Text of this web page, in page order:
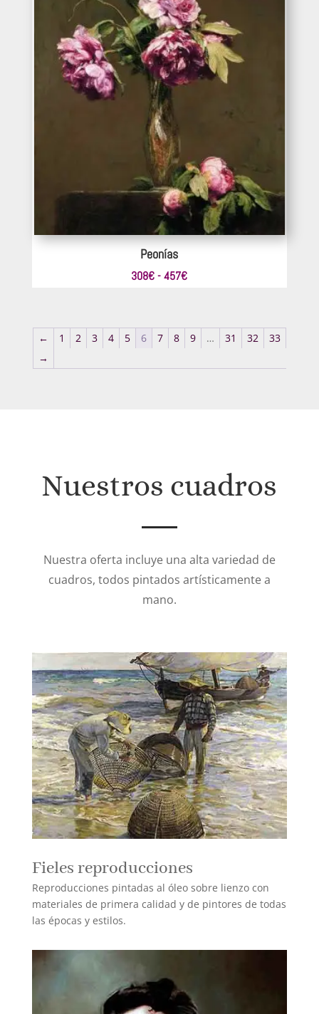
435€
Peonías
308€ - 457€Rango
desde
308€
hasta
← 1 2 3 4 5 6 7 8 9 … 31 32
33
→
Nuestros cuadros
Nuestra oferta incluye una alta variedad de
cuadros, todos pintados artísticamente a
mano.
Fieles reproducciones
Reproducciones pintadas al óleo sobre lienzo con
materiales de primera calidad y de pintores de todas
las épocas y estilos.